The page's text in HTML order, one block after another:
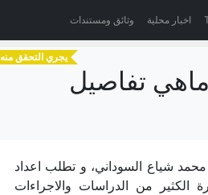
وثائق ومستندات اخبار محلية
يجري التحقق منه
تفاصيل
محمد محمد شياع السوداني، و تطلب اعداد
من الدراسات والاجراءات